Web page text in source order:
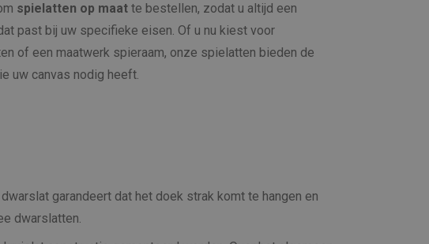
spielatten op maat te bestellen, zodat u altijd een
past bij uw specifieke eisen. Of u nu kiest voor
of een maatwerk spieraam, onze spielatten bieden de
uw canvas nodig heeft.
garandeert dat het doek strak komt te hangen en
dwarslatten.